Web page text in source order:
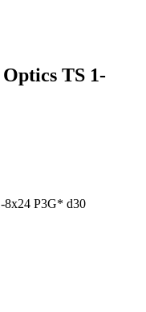
TS 1-
8x24 P3G* d30